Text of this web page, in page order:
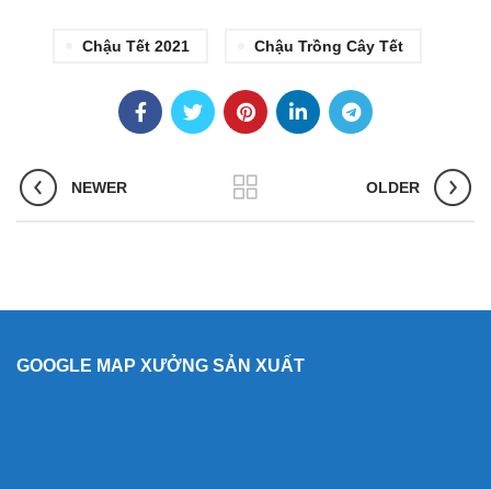
Chậu Tết 2021 Chậu Trồng Cây Tết
NEWER OLDER
GOOGLE MAP XƯỞNG SẢN XUẤT